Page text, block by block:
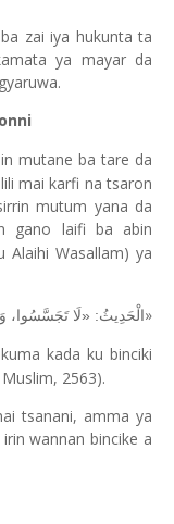
zai iya hukunta ta
ya mayar da
onni
mutane ba tare da
mai karfi na tsaron
mutum yana da
gano laifi ba abin
Alaihi Wasallam) ya
الْحَدِيثُ: «لَا تَجَسَّسُوا،»
kada ku binciki
2563).
tsanani, amma ya
wannan bincike a